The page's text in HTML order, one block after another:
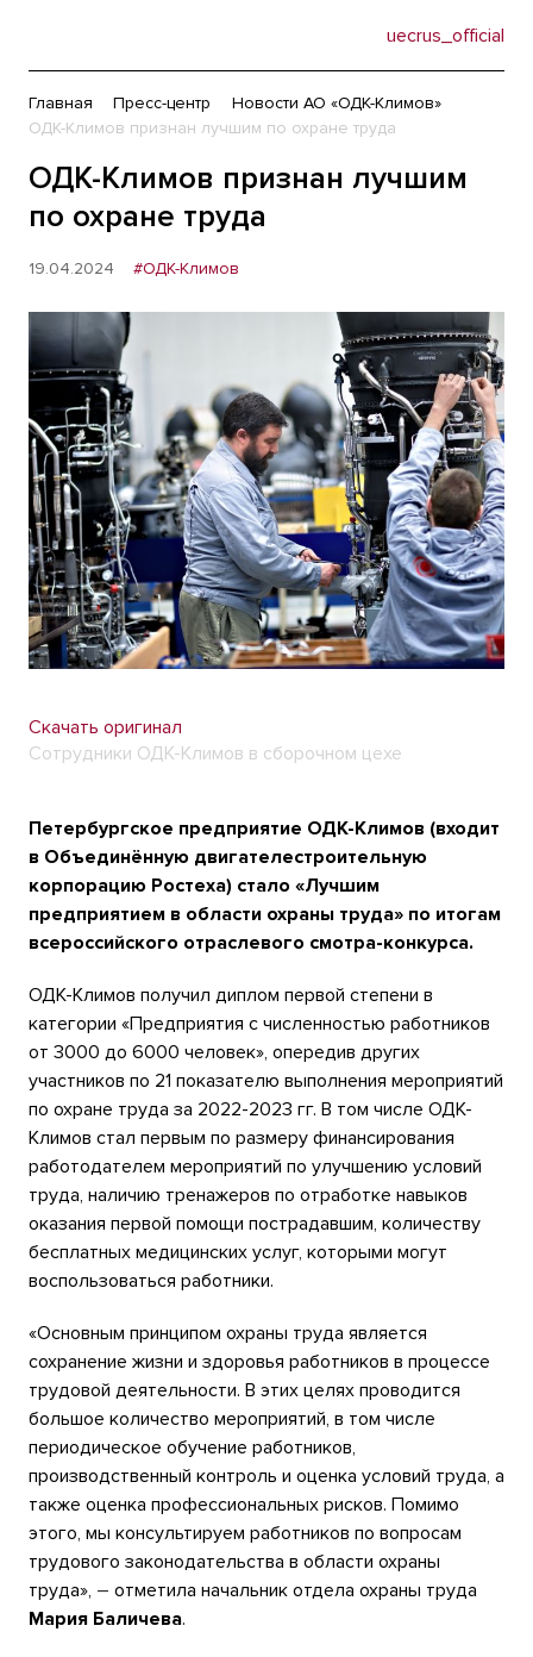
uecrus_official
Главная Пресс-центр
Новости АО «ОДК-Климов»
ОДК-Климов признан лучшим по охране труда
ОДК-Климов признан лучшим
по охране труда
19.04.2024 #ОДК-Климов
Скачать оригинал
Сотрудники ОДК-Климов в сборочном цехе
Петербургское предприятие ОДК-Климов (входит
в Объединённую двигателестроительную
корпорацию Ростеха) стало «Лучшим
предприятием в области охраны труда» по итогам
всероссийского отраслевого смотра-конкурса.
ОДК-Климов получил диплом первой степени в
категории «Предприятия с численностью работников
от 3000 до 6000 человек», опередив других
участников по 21 показателю выполнения мероприятий
по охране труда за 2022-2023 гг. В том числе ОДК-
Климов стал первым по размеру финансирования
работодателем мероприятий по улучшению условий
труда, наличию тренажеров по отработке навыков
оказания первой помощи пострадавшим, количеству
бесплатных медицинских услуг, которыми могут
воспользоваться работники.
«Основным принципом охраны труда является
сохранение жизни и здоровья работников в процессе
трудовой деятельности. В этих целях проводится
большое количество мероприятий, в том числе
периодическое обучение работников,
производственный контроль и оценка условий труда, а
также оценка профессиональных рисков. Помимо
этого, мы консультируем работников по вопросам
трудового законодательства в области охраны
труда», – отметила начальник отдела охраны труда
Мария Баличева.